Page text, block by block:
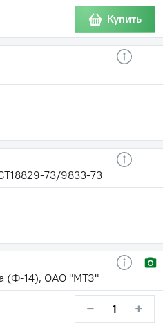
Купить
73/9833-73
(Ф-14), ОАО "МТЗ"
− +